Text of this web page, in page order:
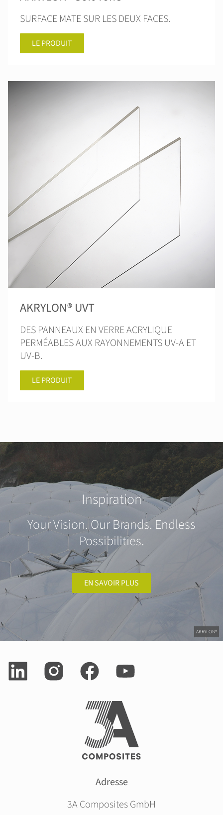
SURFACE MATE SUR LES DEUX FACES.
LE PRODUIT
AKRYLON® UVT
DES PANNEAUX EN VERRE ACRYLIQUE
PERMÉABLES AUX RAYONNEMENTS UV-A ET
UV-B.
LE PRODUIT
AKRYLON®
Inspiration
Your Vision. Our Brands. Endless
Possibilities.
EN SAVOIR PLUS
Adresse
3A Composites GmbH